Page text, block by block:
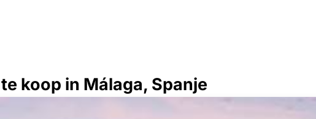
koop in Málaga, Spanje